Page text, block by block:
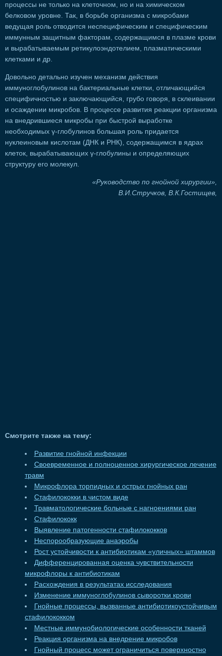
процессы не только на клеточном, но и на химическом
белковом уровне. Так, в борьбе организма с микробами
ведущая роль отводится неспецифическим и специфическим
иммунным защитным факторам, содержащимся в плазме крови
и вырабатываемым ретикулоэндотелием, плазматическими
клетками и др.
Довольно детально изучен механизм действия
иммуноглобулинов на бактериальные клетки, отличающийся
специфичностью и заключающийся, грубо говоря, в склеивании
и осаждении микробов. В процессе развития реакции организма
на внедрившиеся микробы при быстрой выработке
необходимых γ-глобулинов большая роль придается
нуклеиновым кислотам (ДНК и РНК), содержащимся в ядрах
клеток, вырабатывающих γ-глобулины и определяющих
структуру его молекул.
«Руководство по гнойной хирургии»,
В.И.Стручков, В.К.Гостищев,
Смотрите также на тему:
Развитие гнойной инфекции
Своевременное и полноценное хирургическое лечение
травм
Микрофлора торпидных и острых гнойных ран
Стафилококки в чистом виде
Травматологические больные с нагноениями ран
Стафилококк
Выявление патогенности стафилококков
Неспорообразующие анаэробы
Рост устойчивости к антибиотикам «уличных» штаммов
Дифференцированная оценка чувствительности
микрофлоры к антибиотикам
Расхождения в результатах исследования
Изменение иммуноглобулинов сыворотки крови
Гнойные процессы, вызванные антибиотикоустойчивым
стафилококком
Местные иммунобиологические особенности тканей
Реакция организма на внедрение микробов
Гнойный процесс может ограничиться поверхностно